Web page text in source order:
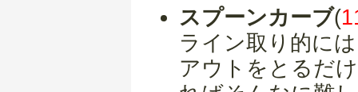
スプーンカーブ(
ライン取り的に
アウトをとるだ